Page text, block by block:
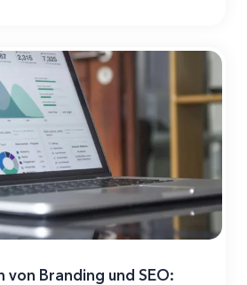
von Branding und SEO: